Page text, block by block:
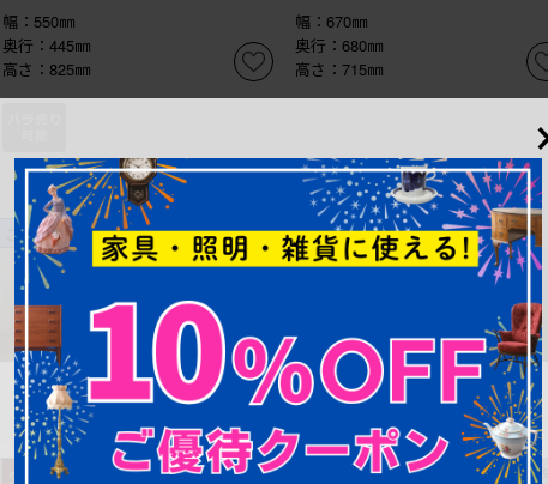
幅：550㎜
奥行：445㎜
高さ：825㎜
幅：670㎜
奥行：680㎜
高さ：715㎜
これからリペア予定品
¥118,800 (税込)
これからリペア予定品
¥198,000 (